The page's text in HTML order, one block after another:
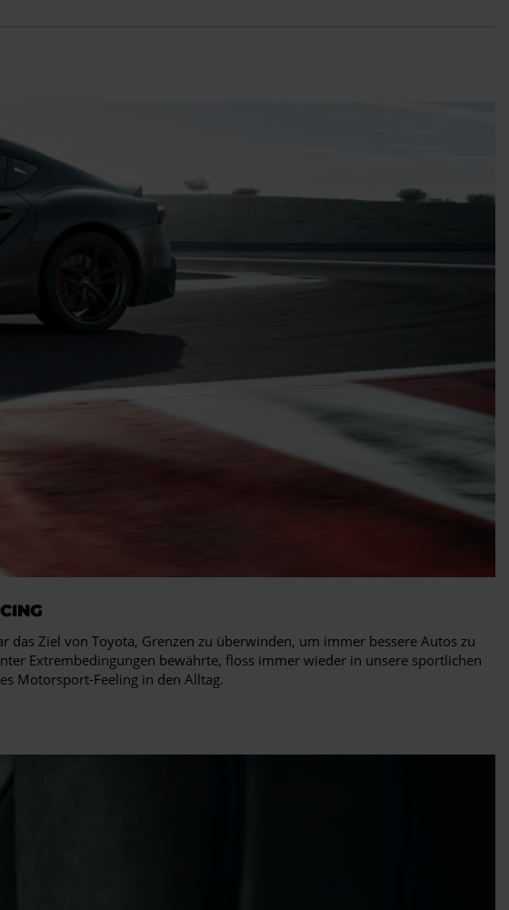
Ziel von Toyota, Grenzen zu überwinden, um immer bessere Autos zu
Extrembedingungen bewährte, floss immer wieder in unsere sportlichen
Motorsport-Feeling in den Alltag.